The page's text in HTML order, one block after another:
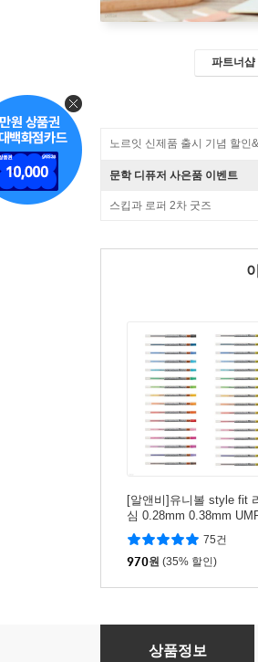
파트너샵
문학 디퓨저 사은품 이벤트
스킵과 로퍼 2차 굿즈
[알앤비]유니볼 style fit
심 0.28mm 0.38mm
9/스타일핏/스타일피트/
일핏트
75건
970원 (35% 할인)
훈바루즈 치이카와 자
상품정보